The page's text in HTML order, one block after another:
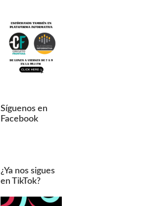
Síguenos en
Facebook
¿Ya nos sigues
en TikTok?